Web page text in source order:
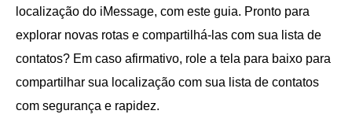
localização do iMessage, com este guia. Pronto para
explorar novas rotas e compartilhá-las com sua lista de
contatos? Em caso afirmativo, role a tela para baixo para
compartilhar sua localização com sua lista de contatos
com segurança e rapidez.